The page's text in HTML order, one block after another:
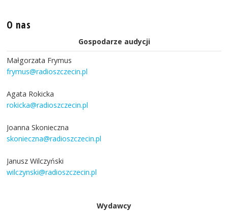
O nas
Gospodarze audycji
Małgorzata Frymus
frymus@radioszczecin.pl
Agata Rokicka
rokicka@radioszczecin.pl
Joanna Skonieczna
skonieczna@radioszczecin.pl
Janusz Wilczyński
wilczynski@radioszczecin.pl
Wydawcy